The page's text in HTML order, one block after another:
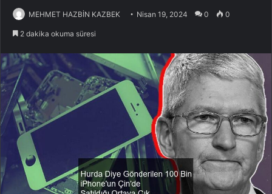
MEHMET HAZBİN KAZBEK Nisan 19, 2024 0 0
2 dakika okuma süresi